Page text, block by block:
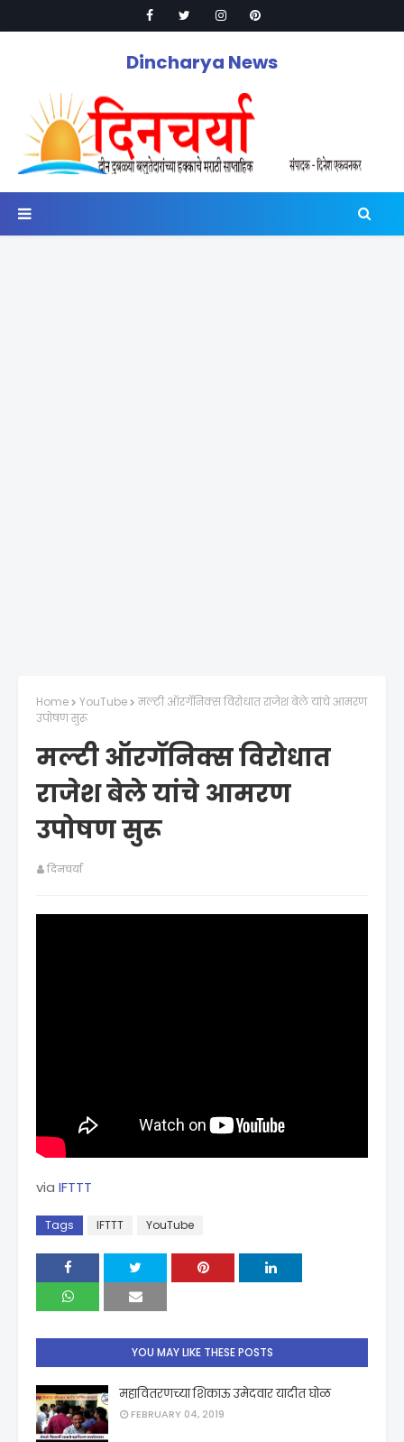
Dincharya News
Home YouTube
मल्टी ऑरगॅनिक्स विरोधात राजेश बेले यांचे आमरण
उपोषण सुरू
मल्टी ऑरगॅनिक्स विरोधात
राजेश बेले यांचे आमरण
उपोषण सुरू
दिनचर्या
via IFTTT
Tags IFTTT YouTube
YOU MAY LIKE THESE POSTS
महावितरणच्या शिकाऊ उमेदवार यादीत घोळ
FEBRUARY 04, 2019